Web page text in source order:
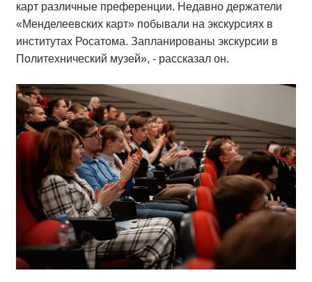
карт различные преференции. Недавно держатели
«Менделеевских карт» побывали на экскурсиях в
институтах Росатома. Запланированы экскурсии в
Политехнический музей», - рассказал он.